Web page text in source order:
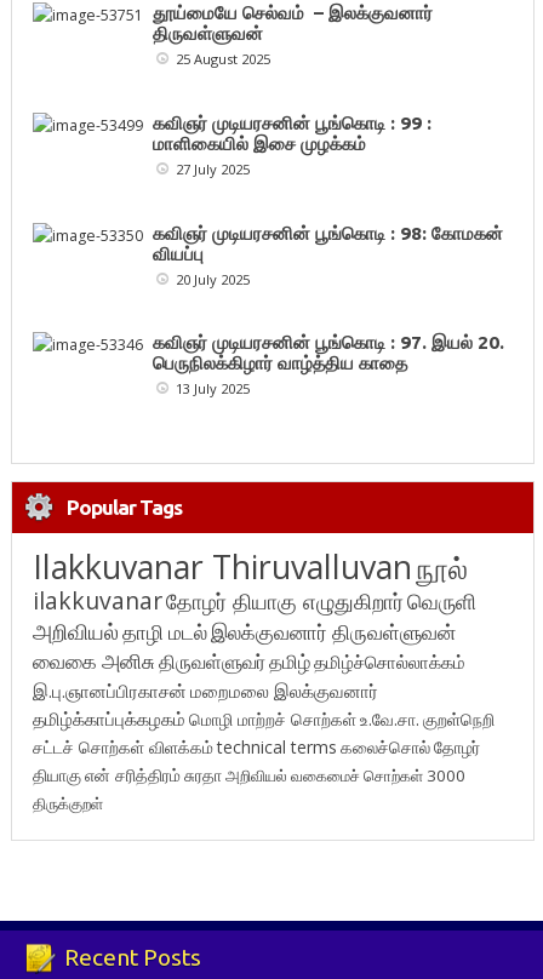
தூய்மையே செல்வம் – இலக்குவனார்
திருவள்ளுவன்
25 August 2025
கவிஞர் முடியரசனின் பூங்கொடி : 99 :
மாளிகையில் இசை முழக்கம்
27 July 2025
கவிஞர் முடியரசனின் பூங்கொடி : 98: கோமகன்
வியப்பு
20 July 2025
கவிஞர் முடியரசனின் பூங்கொடி : 97. இயல் 20.
பெருநிலக்கிழார் வாழ்த்திய காதை
13 July 2025
Popular Tags
Ilakkuvanar Thiruvalluvanநூல்
ilakkuvanarதோழர் தியாகு எழுதுகிறார்வெருளி
அறிவியல்தாழி மடல்இலக்குவனார் திருவள்ளுவன்
வைகை அனிசுதிருவள்ளுவர்தமிழ்தமிழ்ச்சொல்லாக்கம்
இ.பு.ஞானப்பிரகாசன் மறைமலை இலக்குவனார்
தமிழ்க்காப்புக்கழகம் மொழி மாற்றச் சொற்கள்உ.வே.சா. குறள்நெறி
சட்டச் சொற்கள் விளக்கம்technical terms கலைச்சொல்தோழர்
தியாகுஎன் சரித்திரம்சுரதாஅறிவியல் வகைமைச் சொற்கள் 3000
திருக்குறள்
Recent Posts